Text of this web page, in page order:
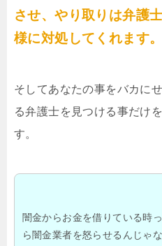
させ、やり取りは弁護
様に対処してくれます。
そしてあなたの事をバカに
る弁護士を見つける事だけ
す。
闇金からお金を借りている時
ら闇金業者を怒らせるんじゃ